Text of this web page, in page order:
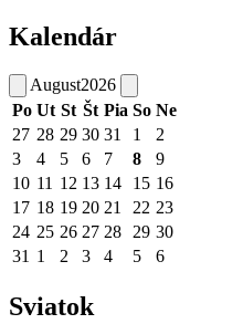
Kalendár
August2026
Po Ut St Št Pia So Ne
27 28 29 30 31 1
2
3
4 5 6 7 8
9
10 11 12 13 14 15 16
17 18 19 20 21 22 23
24 25 26 27 28 29 30
31 1 2 3 4 5 6
Sviatok